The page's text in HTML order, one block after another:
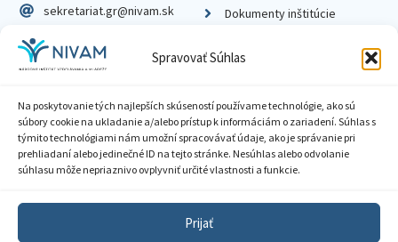
Spravovať Súhlas
Na poskytovanie tých najlepších skúseností používame technológie, ako sú
súbory cookie na ukladanie a/alebo prístup k informáciám o zariadení. Súhlas s
týmito technológiami nám umožní spracovávať údaje, ako je správanie pri
prehliadaní alebo jedinečné ID na tejto stránke. Nesúhlas alebo odvolanie
súhlasu môže nepriaznivo ovplyvniť určité vlastnosti a funkcie.
Prijať
sekretariat.gr@nivam.sk
IČO: 00164348
DIČ: 2020798714
Dokumenty inštitúcie
Zásady ochrany súkromia
Sprístupnenie informácií